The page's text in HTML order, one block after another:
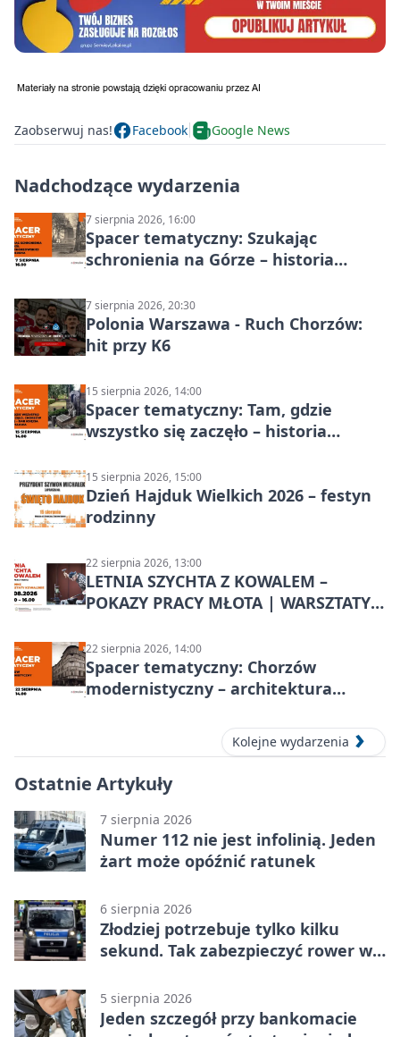
Zaobserwuj nas! Facebook Google News
Nadchodzące wydarzenia
7 sierpnia 2026, 16:00
Spacer tematyczny: Szukając
schronienia na Górze – historia
7 sierpnia 2026, 20:30
Polonia Warszawa - Ruch Chorzów:
hit przy K6
15 sierpnia 2026, 14:00
Spacer tematyczny: Tam, gdzie
wszystko się zaczęło – historia
15 sierpnia 2026, 15:00
Dzień Hajduk Wielkich 2026 – festyn
rodzinny
22 sierpnia 2026, 13:00
LETNIA SZYCHTA Z KOWALEM –
POKAZY PRACY MŁOTA | WARSZTATY
22 sierpnia 2026, 14:00
Spacer tematyczny: Chorzów
modernistyczny – architektura
Kolejne wydarzenia
Ostatnie Artykuły
7 sierpnia 2026
Numer 112 nie jest infolinią. Jeden
żart może opóźnić ratunek
6 sierpnia 2026
Złodziej potrzebuje tylko kilku
sekund. Tak zabezpieczyć rower w
5 sierpnia 2026
Jeden szczegół przy bankomacie